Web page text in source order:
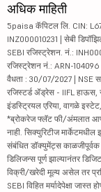
अधिक माहिती
5paisa कॅपिटल लि. CIN:
INZ000010231 | सेबी
SEBI रजिस्ट्रेशन. नं.:
रजिस्ट्रेशन नं.: ARN-104096
वैधता : 30/07/2027 | NSE
रजिस्टर्ड ॲड्रेस - IIFL हाऊस,
इंडस्ट्रियल एरिया, वागळे
*ब्रोकरेज फ्लॅट फी/अंमलात
नाही. सिक्युरिटीज मार्केटमधील
संबंधित डॉक्युमेंट्स काळजीपूर्वक
डिलिजन्स पूर्ण झाल्यानंतर
विक्री/खरेदी मूल्य असेल तर
SEBI विहित मर्यादेपेक्षा जास्त